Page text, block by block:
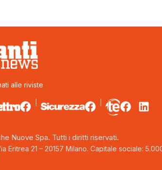
alle riviste
Nuove Spa. Tutti i diritti riservati.
Eritrea 21 – 20157 Milano. Capitale sociale: